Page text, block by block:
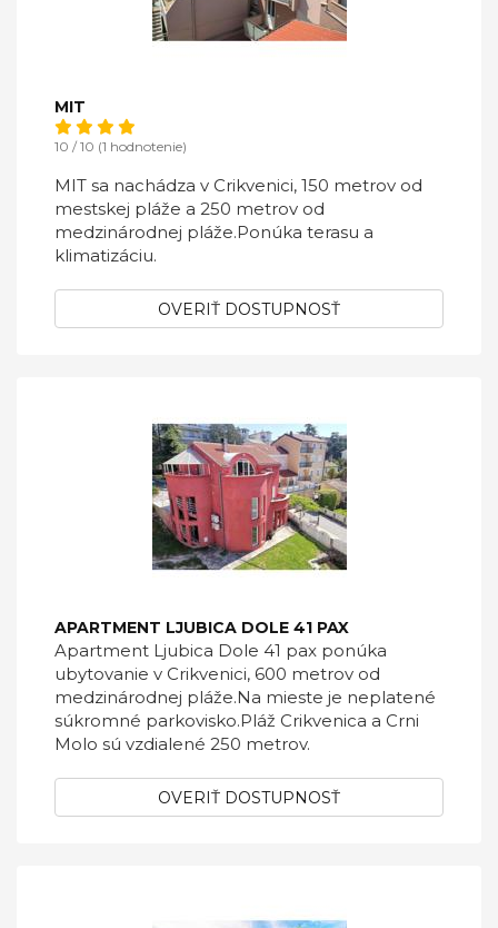
MIT
10 / 10 (1 hodnotenie)
MIT sa nachádza v Crikvenici, 150 metrov od
mestskej pláže a 250 metrov od
medzinárodnej pláže.Ponúka terasu a
klimatizáciu.
OVERIŤ DOSTUPNOSŤ
APARTMENT LJUBICA DOLE 41 PAX
Apartment Ljubica Dole 41 pax ponúka
ubytovanie v Crikvenici, 600 metrov od
medzinárodnej pláže.Na mieste je neplatené
súkromné ​​parkovisko.Pláž Crikvenica a Crni
Molo sú vzdialené 250 metrov.
OVERIŤ DOSTUPNOSŤ